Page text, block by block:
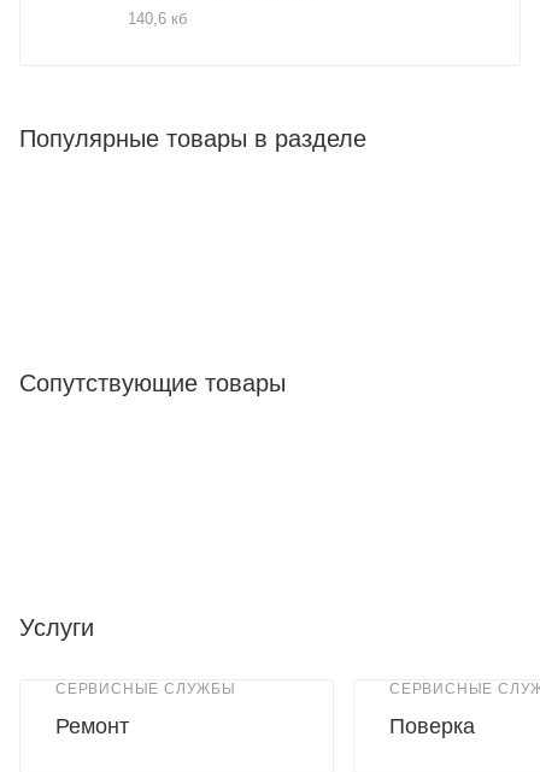
140,6 кб
Популярные товары в разделе
Сопутствующие товары
Услуги
СЕРВИСНЫЕ СЛУЖБЫ
Ремонт
СЕРВИСНЫЕ
Поверка